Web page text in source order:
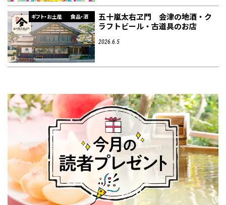
ギフト・お土産 食品・酒
五十嵐太右ヱ門 会津の地酒・ク
ラフトビール・古道具のお店
2026.6.5